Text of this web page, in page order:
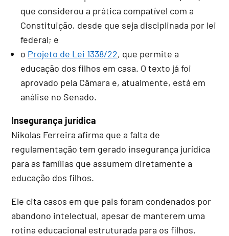
que considerou a prática compatível com a
Constituição, desde que seja disciplinada por lei
federal; e
o Projeto de Lei 1338/22, que permite a
educação dos filhos em casa. O texto já foi
aprovado pela Câmara e, atualmente, está em
análise no Senado.
Insegurança jurídica
Nikolas Ferreira afirma que a falta de
regulamentação tem gerado insegurança jurídica
para as famílias que assumem diretamente a
educação dos filhos.
Ele cita casos em que pais foram condenados por
abandono intelectual, apesar de manterem uma
rotina educacional estruturada para os filhos.